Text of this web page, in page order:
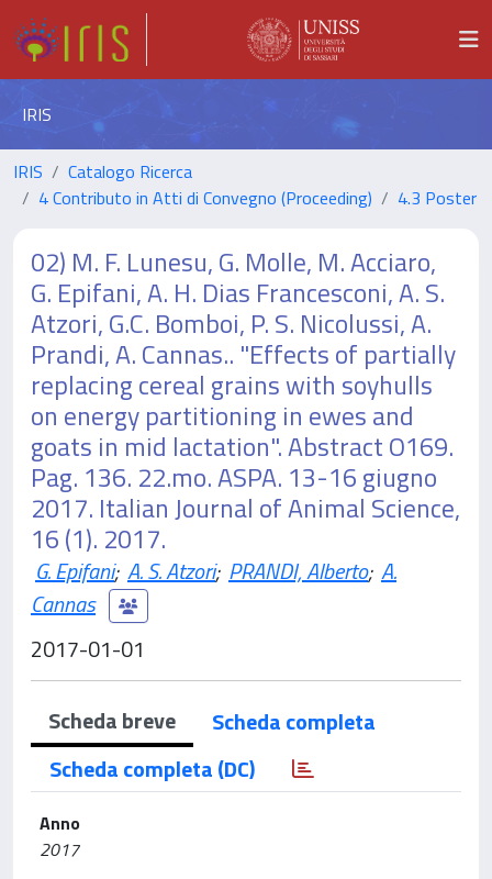
IRIS
IRIS
Catalogo Ricerca
4 Contributo in Atti di Convegno (Proceeding)
4.3 Poster
02) M. F. Lunesu, G. Molle, M. Acciaro,
G. Epifani, A. H. Dias Francesconi, A. S.
Atzori, G.C. Bomboi, P. S. Nicolussi, A.
Prandi, A. Cannas.. "Effects of partially
replacing cereal grains with soyhulls
on energy partitioning in ewes and
goats in mid lactation". Abstract O169.
Pag. 136. 22.mo. ASPA. 13-16 giugno
2017. Italian Journal of Animal Science,
16 (1). 2017.
G. Epifani; A. S. Atzori; PRANDI, Alberto; A.
Cannas
2017-01-01
Scheda breve
Scheda completa
Scheda completa (DC)
Anno
2017